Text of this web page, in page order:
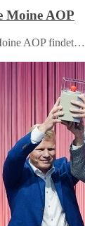
Moine AOP
AOP findet…